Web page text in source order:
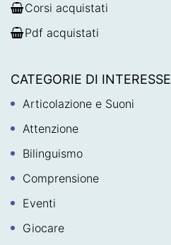
Corsi acquistati
Pdf acquistati
CATEGORIE DI INTERESSE
Articolazione e Suoni
Attenzione
Bilinguismo
Comprensione
Eventi
Giocare